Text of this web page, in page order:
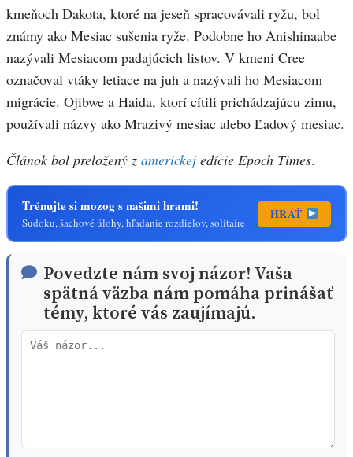
kmeňoch Dakota, ktoré na jeseň spracovávali ryžu, bol
známy ako Mesiac sušenia ryže. Podobne ho Anishinaabe
nazývali Mesiacom padajúcich listov. V kmeni Cree
označoval vtáky letiace na juh a nazývali ho Mesiacom
migrácie. Ojibwe a Haida, ktorí cítili prichádzajúcu zimu,
používali názvy ako Mrazivý mesiac alebo Ľadový mesiac.
Článok bol preložený z americkejedície Epoch Times.
Trénujte si mozog s našimi hrami!
Sudoku, šachové úlohy, hľadanie rozdielov, solitaire
HRAŤ
Povedzte nám svoj názor! Vaša
spätná väzba nám pomáha prinášať
témy, ktoré vás zaujímajú.